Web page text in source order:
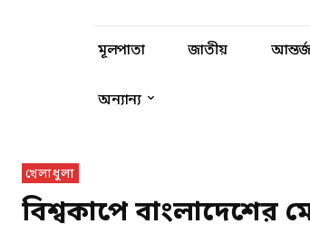
মূলপাতা জাতীয়
অন্যান্য
খেলাধুলা
বিশ্বকাপে বাংলাদেশের